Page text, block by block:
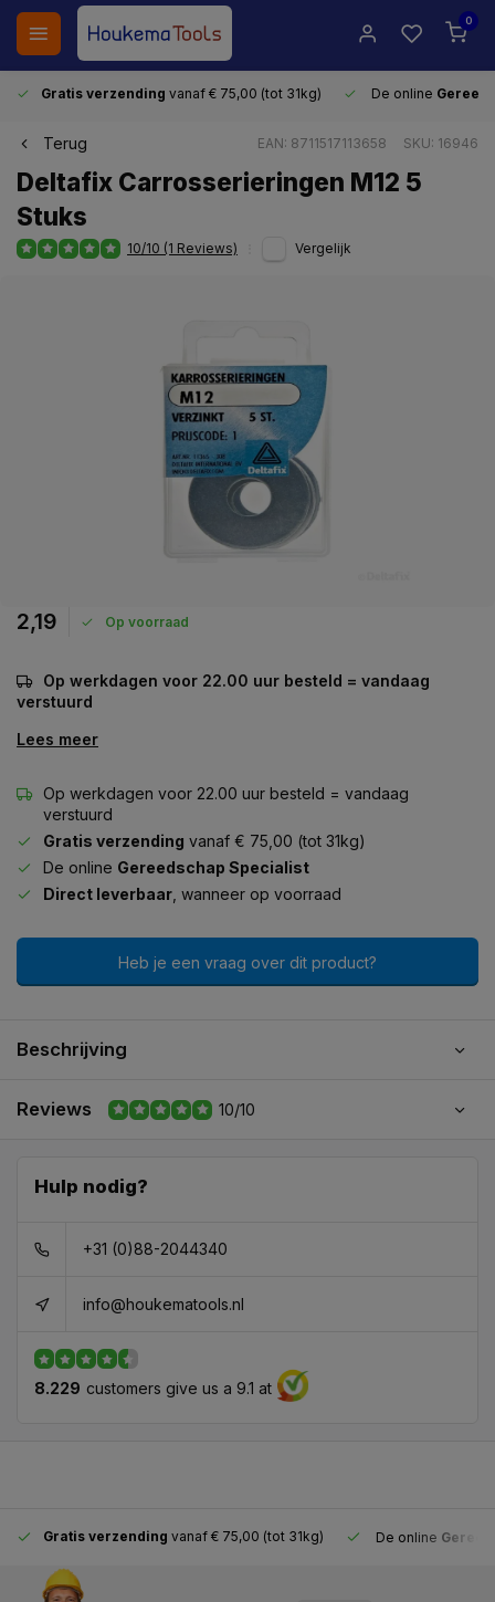
0
Gratis verzending vanaf € 75,00 (tot 31kg) De online
Terug EAN: 8711517113658 SKU: 16946
Deltafix Carrosserieringen M12 5
Stuks
10/10 (1 Reviews) Vergelijk
2,19 Op voorraad
Op werkdagen voor 22.00 uur besteld = vandaag
verstuurd
Lees meer
Op werkdagen voor 22.00 uur besteld = vandaag
verstuurd
Gratis verzending vanaf € 75,00 (tot 31kg)
De online Gereedschap Specialist
Direct leverbaar , wanneer op voorraad
Heb je een vraag over dit product?
Beschrijving
Reviews 10/10
Hulp nodig?
+31 (0)88-2044340
info@houkematools.nl
8.229 customers give us a 9.1 at
Gratis verzending vanaf € 75,00 (tot 31kg) De online